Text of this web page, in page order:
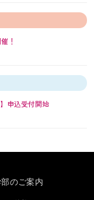
！
申込受付開始
のご案内